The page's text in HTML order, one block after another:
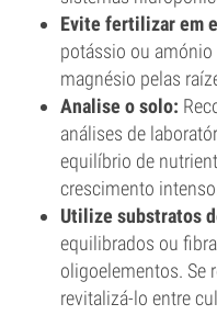
Evite fertilizar em
potássio ou
magnésio pelas
Analise o solo:
análises de
equilíbrio de
crescimento
Utilize substratos
equilibrados ou
oligoelementos. Se
revitalizá-lo entre